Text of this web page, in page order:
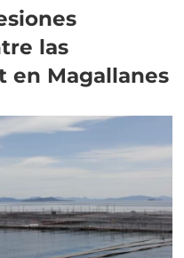
las
en Magallanes